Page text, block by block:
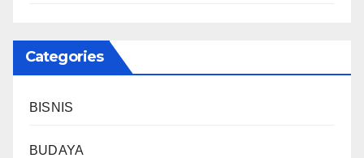
Categories
BISNIS
BUDAYA